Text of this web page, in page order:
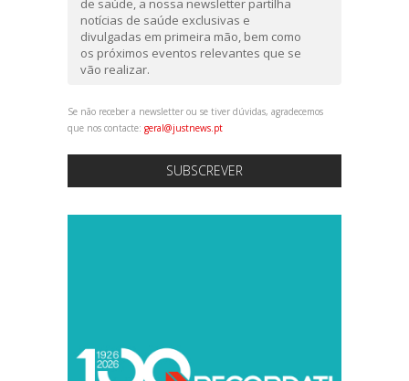
de saúde, a nossa newsletter partilha
notícias de saúde exclusivas e
divulgadas em primeira mão, bem como
os próximos eventos relevantes que se
vão realizar.
Se não receber a newsletter ou se tiver dúvidas, agradecemos
que nos contacte: geral@justnews.pt
SUBSCREVER